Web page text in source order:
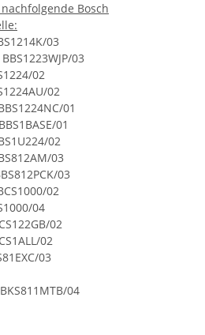
Bosch
03
03
02
02
01
01
02
03
03
02
04
02
02
03
04